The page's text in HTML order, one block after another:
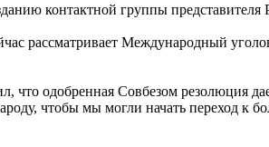
контактной группы представителя
рассматривает Международный
одобренная Совбезом резолюция
чтобы мы могли начать переход